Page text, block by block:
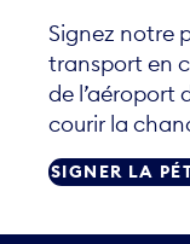
Signez notre
transport en
de l’aéroport
courir la
SIGNER LA